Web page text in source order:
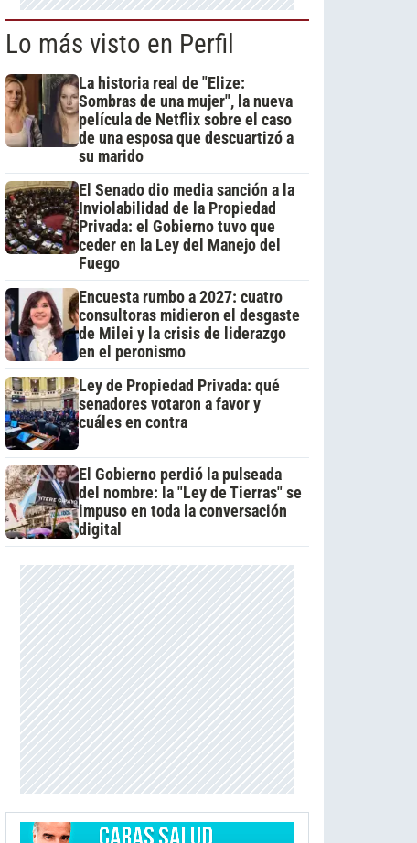
Lo más visto en Perfil
La historia real de "Elize:
Sombras de una mujer", la nueva
película de Netflix sobre el caso
de una esposa que descuartizó a
su marido
El Senado dio media sanción a la
Inviolabilidad de la Propiedad
Privada: el Gobierno tuvo que
ceder en la Ley del Manejo del
Fuego
Encuesta rumbo a 2027: cuatro
consultoras midieron el desgaste
de Milei y la crisis de liderazgo
en el peronismo
Ley de Propiedad Privada: qué
senadores votaron a favor y
cuáles en contra
El Gobierno perdió la pulseada
del nombre: la "Ley de Tierras" se
impuso en toda la conversación
digital